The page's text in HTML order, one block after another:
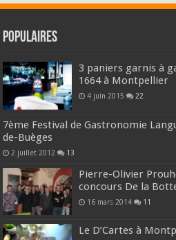
Populaires
3 paniers garnis à
1664 à Montpellier
4 juin 2015 22
7ème Festival de Gastronomie
de-Buèges
2 juillet 2012 13
Pierre-Olivier
concours De la
16 mars 2014 11
Le D’Cartes à